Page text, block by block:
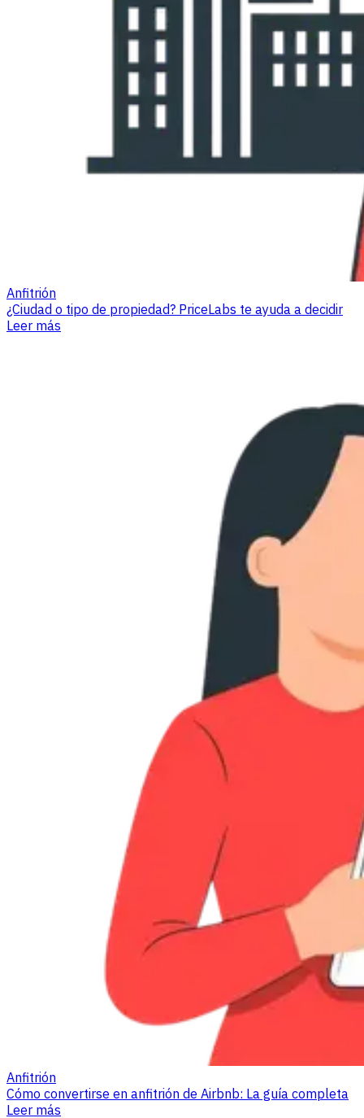
Anfitrión
¿Ciudad o tipo de propiedad? PriceLabs te ayuda a decidir
Leer más
Anfitrión
Cómo convertirse en anfitrión de Airbnb: La guía completa
Leer más